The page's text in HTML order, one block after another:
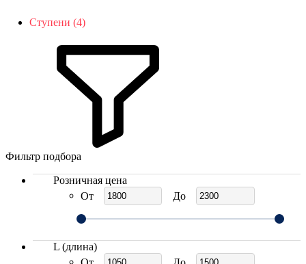
Ступени (4)
Фильтр подбора
Розничная цена
От
До
L (длина)